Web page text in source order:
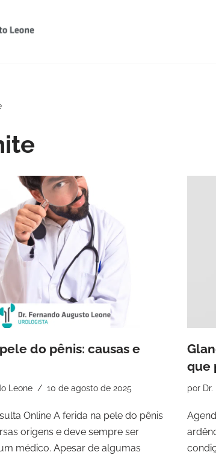
do pênis: causas e
Leone 10 de agosto de 2025
Online A ferida na pele do pênis
origens e deve sempre ser
médico. Apesar de algumas
que
por